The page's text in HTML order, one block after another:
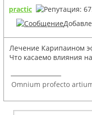
practic
Лечение Карипаином
Что касаемо влияния
Omnium profecto